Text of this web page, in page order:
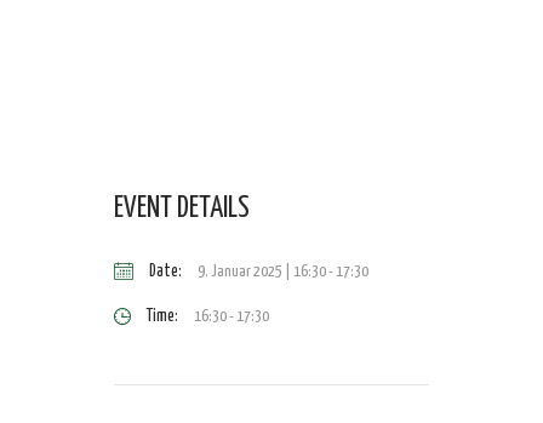
EVENT DETAILS
Date: 9. Januar 2025 | 16:30-17:30
Time: 16:30 - 17:30